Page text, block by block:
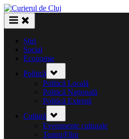
Skip
to
content
Știri
Social
Economie
Politică
sub-
menu
Politică Locală
Politică Națională
Politică Externă
Cultură
sub-
menu
Evenimente culturale
Teatru/Film